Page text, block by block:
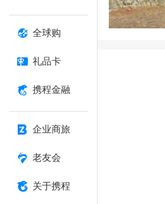
全球购
礼品卡
携程金融
企业商旅
老友会
关于携程